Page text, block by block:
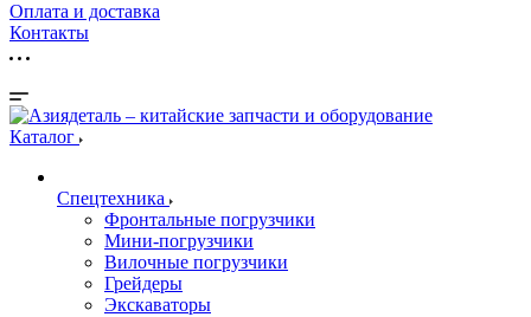
Оплата и доставка
Контакты
Каталог
Спецтехника
Фронтальные погрузчики
Мини-погрузчики
Вилочные погрузчики
Грейдеры
Экскаваторы